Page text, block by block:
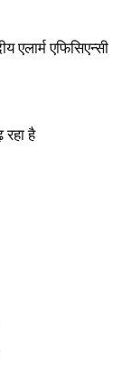
एलार्म एफिसिएन्सी
रहा है